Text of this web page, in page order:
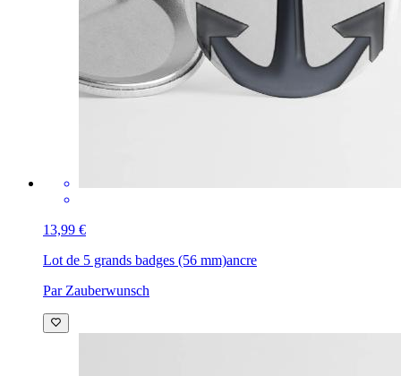
13,99 €
Lot de 5 grands badges (56 mm)ancre
Par Zauberwunsch